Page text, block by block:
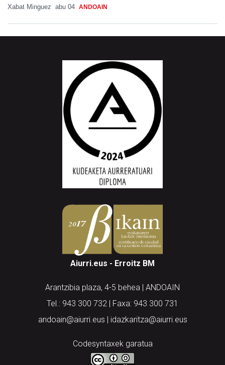
Xabat Minguez abu 04 ANDOAIN
Aiurri.eus - Erroitz BM
Arantzibia plaza, 4-5 behea | ANDOAIN
Tel.: 943 300 732 | Faxa: 943 300 731
andoain@aiurri.eus | idazkaritza@aiurri.eus
Codesyntaxek garatua